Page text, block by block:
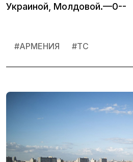
Украиной, Молдовой.—0--
#АРМЕНИЯ #ТС